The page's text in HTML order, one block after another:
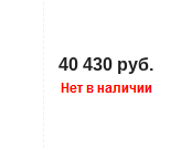
40 430 руб.